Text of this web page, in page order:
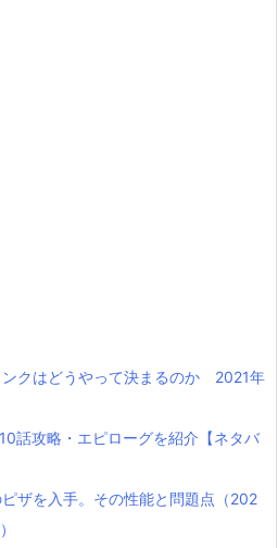
ンクはどうやって決まるのか 2021年
話攻略・エピローグを紹介【ネタバ
ザを入手。その性能と問題点（202